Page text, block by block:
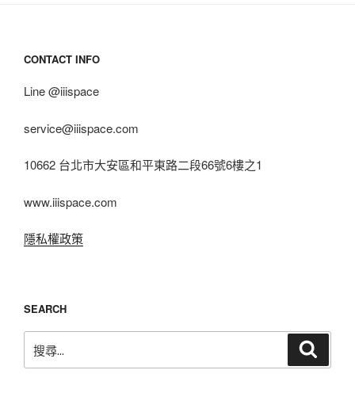
CONTACT INFO
Line @iiispace
service@iiispace.com
10662 台北市大安區和平東路二段66號6樓之1
www.iiispace.com
隱私權政策
SEARCH
尋